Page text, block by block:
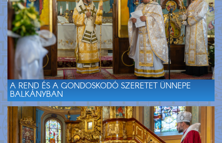
A REND ÉS A GONDOSKODÓ SZERETET ÜNNEPE
BALKÁNYBAN